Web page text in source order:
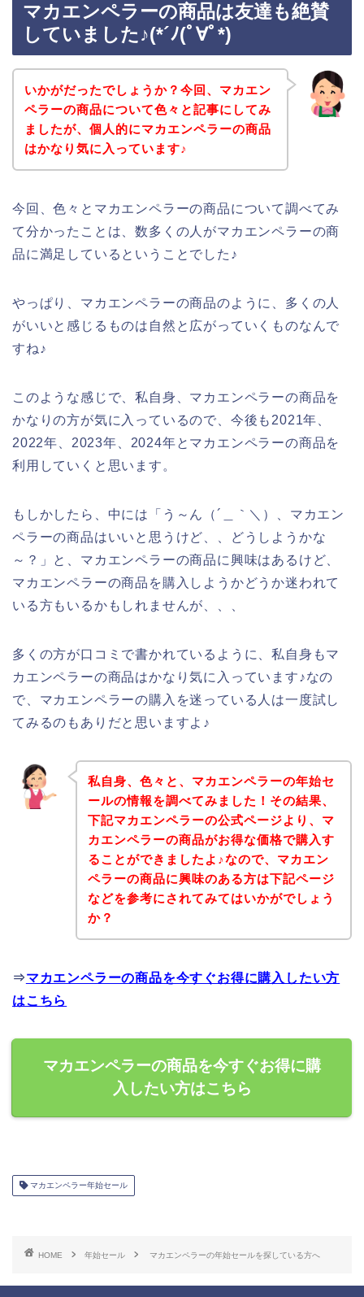
マカエンペラーの商品は友達も絶賛
していました♪(*´ﾉ(ﾟ∀ﾟ*)
いかがだったでしょうか？今回、マカエン
ペラーの商品について色々と記事にしてみ
ましたが、個人的にマカエンペラーの商品
はかなり気に入っています♪
今回、色々とマカエンペラーの商品について調べてみ
て分かったことは、数多くの人がマカエンペラーの商
品に満足しているということでした♪
やっぱり、マカエンペラーの商品のように、多くの人
がいいと感じるものは自然と広がっていくものなんで
すね♪
このような感じで、私自身、マカエンペラーの商品を
かなりの方が気に入っているので、今後も2021年、
2022年、2023年、2024年とマカエンペラーの商品を
利用していくと思います。
もしかしたら、中には「う～ん（´＿｀＼）、マカエン
ペラーの商品はいいと思うけど、、どうしようかな
～？」と、マカエンペラーの商品に興味はあるけど、
マカエンペラーの商品を購入しようかどうか迷われて
いる方もいるかもしれませんが、、、
多くの方が口コミで書かれているように、私自身もマ
カエンペラーの商品はかなり気に入っています♪なの
で、マカエンペラーの購入を迷っている人は一度試し
てみるのもありだと思いますよ♪
私自身、色々と、マカエンペラーの年始セ
ールの情報を調べてみました！その結果、
下記マカエンペラーの公式ページより、マ
カエンペラーの商品がお得な価格で購入す
ることができましたよ♪なので、マカエン
ペラーの商品に興味のある方は下記ページ
などを参考にされてみてはいかがでしょう
か？
⇒マカエンペラーの商品を今すぐお得に購入したい方
はこちら
マカエンペラーの商品を今すぐお得に購
入したい方はこちら
マカエンペラー年始セール
HOME 年始セール マカエンペラーの年始セールを探している方へ